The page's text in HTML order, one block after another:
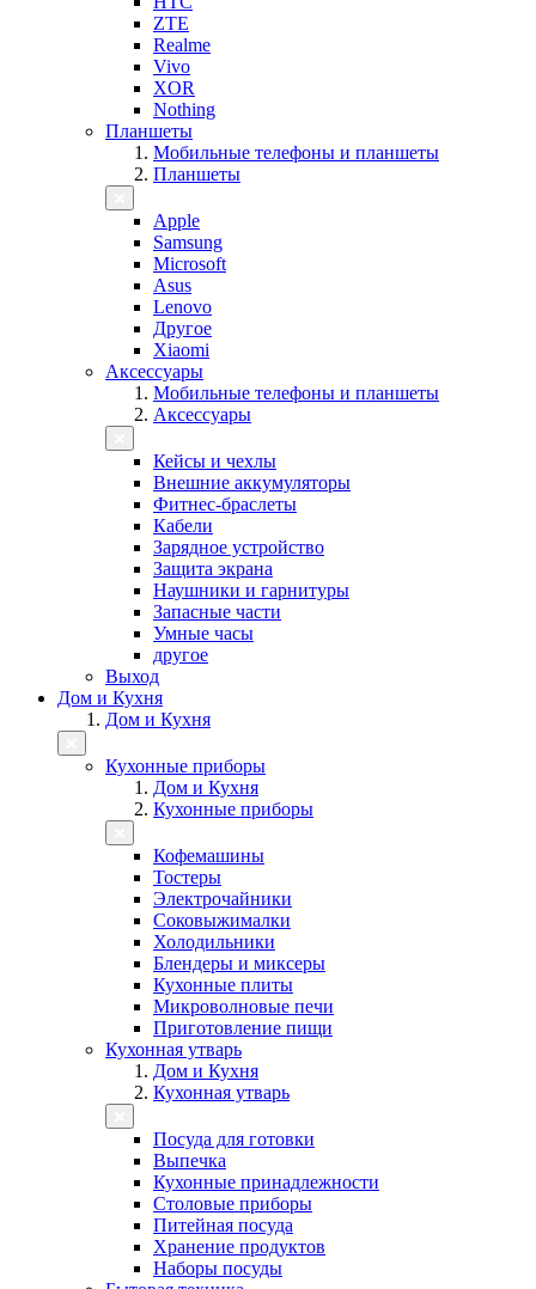
ZTE
Realme
Vivo
XOR
Nothing
Планшеты
Мобильные телефоны и планшеты
Планшеты
Apple
Samsung
Microsoft
Asus
Lenovo
Другое
Xiaomi
Аксессуары
Мобильные телефоны и планшеты
Аксессуары
Кейсы и чехлы
Внешние аккумуляторы
Фитнес-браслеты
Кабели
Зарядное устройство
Защита экрана
Наушники и гарнитуры
Запасные части
Умные часы
другое
Выход
Дом и Кухня
Дом и Кухня
Кухонные приборы
Дом и Кухня
Кухонные приборы
Кофемашины
Тостеры
Электрочайники
Соковыжималки
Холодильники
Блендеры и миксеры
Кухонные плиты
Микроволновые печи
Приготовление пищи
Кухонная утварь
Дом и Кухня
Кухонная утварь
Посуда для готовки
Выпечка
Кухонные принадлежности
Столовые приборы
Питейная посуда
Хранение продуктов
Наборы посуды